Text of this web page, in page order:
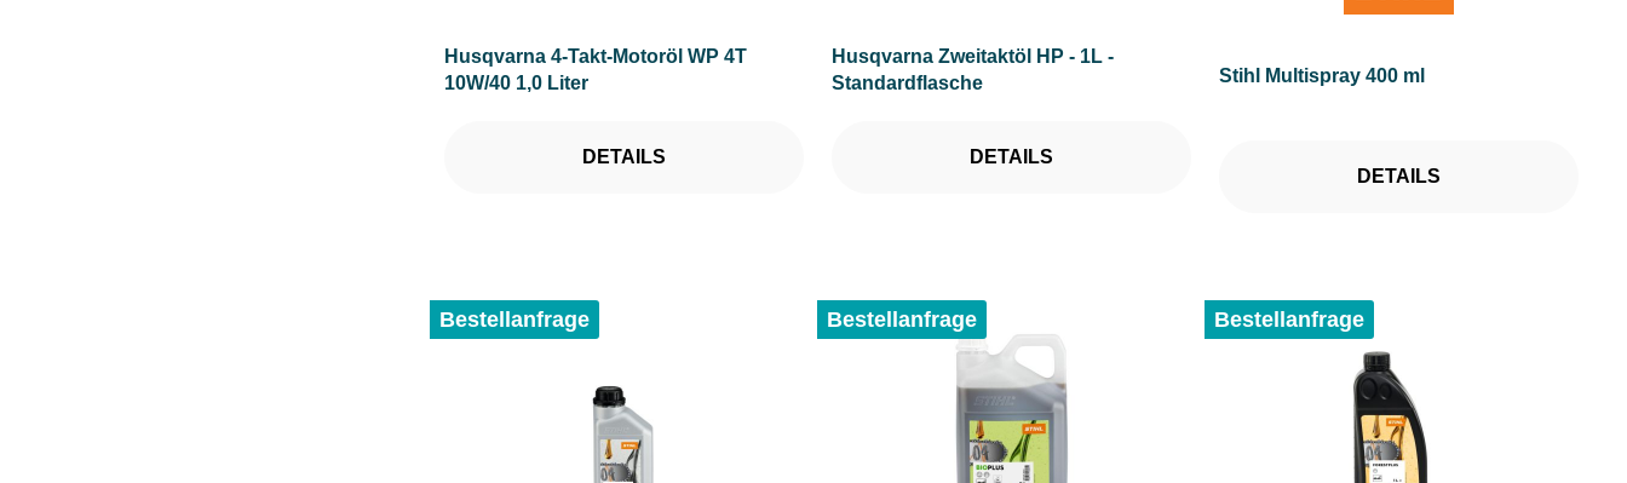
Husqvarna 4-Takt-Motoröl WP 4T
10W/40 1,0 Liter
DETAILS
Husqvarna Zweitaktöl HP - 1L -
Standardflasche
DETAILS
Stihl Multispray 400 ml
DETAILS
Bestellanfrage Bestellanfrage Bestellanfrage